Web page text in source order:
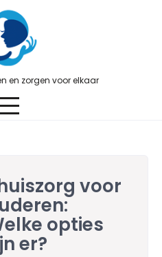
en zorgen voor elkaar
voor
opties
er?